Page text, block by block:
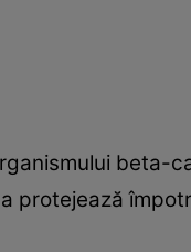
beta-
protejează